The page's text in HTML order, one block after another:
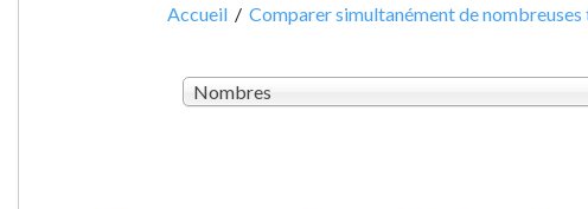
Accueil /Comparer simultanément de
Nombres